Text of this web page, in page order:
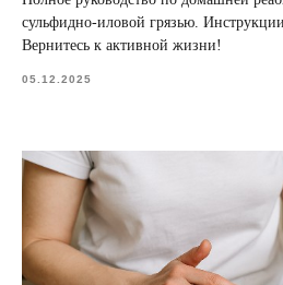
сульфидно-иловой грязью.
Вернитесь к активной жизни!
05.12.2025